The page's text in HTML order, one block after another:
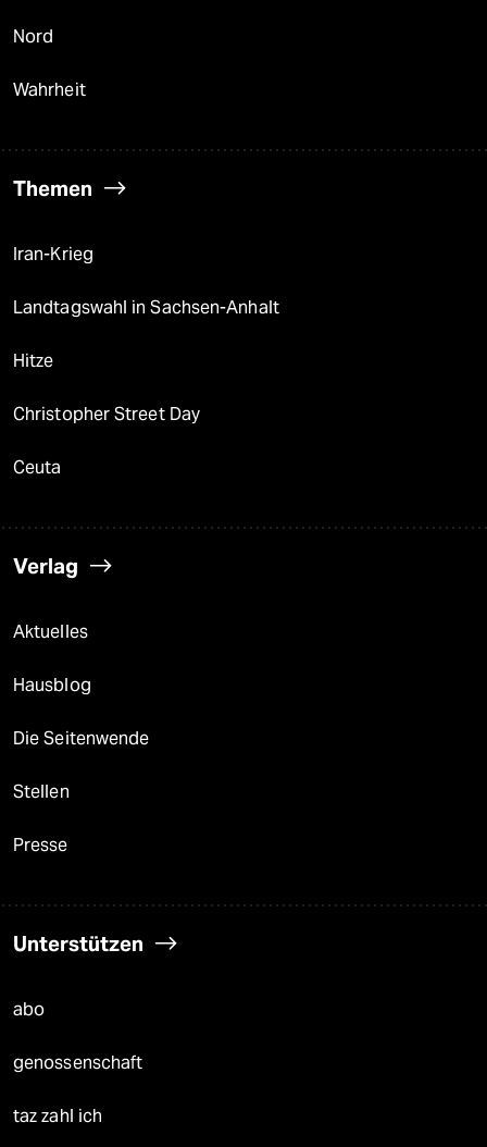
Nord
Wahrheit
Themen
Iran-Krieg
Landtagswahl in Sachsen-Anhalt
Hitze
Christopher Street Day
Ceuta
Verlag
Aktuelles
Hausblog
Die Seitenwende
Stellen
Presse
Unterstützen
abo
genossenschaft
taz zahl ich